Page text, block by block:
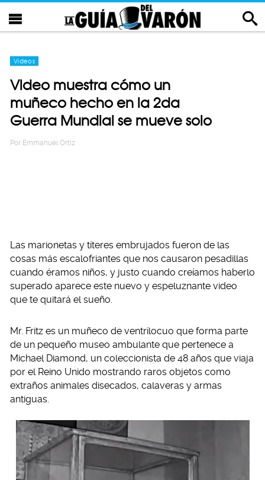
Videos
Video muestra cómo un
muñeco hecho en la 2da
Guerra Mundial se mueve solo
Por Emmanuel Ortiz
Las marionetas y títeres embrujados fueron de las
cosas más escalofriantes que nos causaron pesadillas
cuando éramos niños, y justo cuando creíamos haberlo
superado aparece este nuevo y espeluznante video
que te quitará el sueño.
Mr. Fritz es un muñeco de ventrílocuo que forma parte
de un pequeño museo ambulante que pertenece a
Michael Diamond, un coleccionista de 48 años que viaja
por el Reino Unido mostrando raros objetos como
extraños animales disecados, calaveras y armas
antiguas.